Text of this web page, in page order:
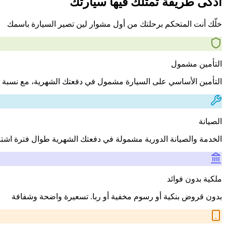
خلّك أنت المتحكم برحلتك من أول مشوار لين تصير السيارة باسمك
التأمين مشمول
التأمين الأساسي على السيارة مشمول في دفعتك الشهرية، مع
الصيانة
الخدمة والصيانة الدورية مشمولة في دفعتك الشهرية طوال فترة
ملكية بدون فوائد
بدون قروض بنكية أو رسوم مخفية أو ربا. تسعيرة واضحة وشفافة